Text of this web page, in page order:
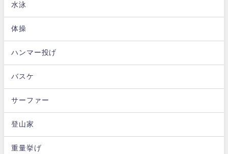
水泳
体操
ハンマー投げ
バスケ
サーファー
登山家
重量挙げ